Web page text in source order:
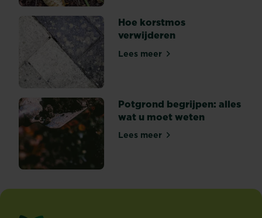
Hoe korstmos
verwijderen
Lees meerHoe korstmos verwijderen
Potgrond begrijpen: alles
wat u moet weten
Lees meerPotgrond begrijpen: alles